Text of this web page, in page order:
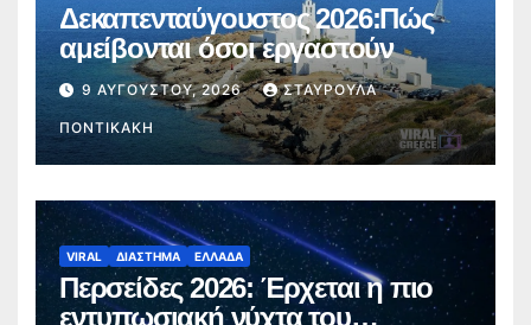
Δεκαπενταύγουστος 2026:Πώς
αμείβονται όσοι εργαστούν
9 ΑΥΓΟΎΣΤΟΥ, 2026 ΣΤΑΥΡΟΎΛΑ
ΠΟΝΤΙΚΆΚΗ
VIRAL ΔΙΑΣΤΗΜΑ ΕΛΛΑΔΑ
Περσείδες 2026: Έρχεται η πιο
εντυπωσιακή νύχτα του